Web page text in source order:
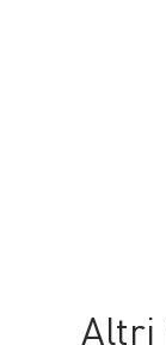
Altri